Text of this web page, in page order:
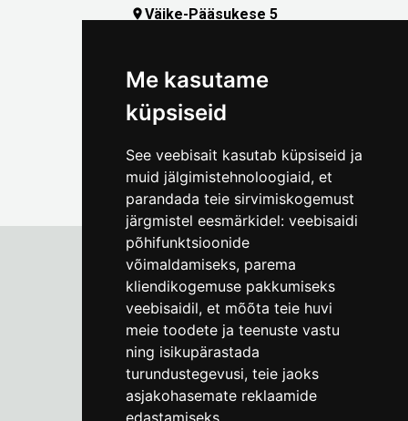
Me kasutame
küpsiseid
See veebisait kasutab küpsiseid ja
muid jälgimistehnoloogiaid, et
parandada teie sirvimiskogemust
järgmistel eesmärkidel: veebisaidi
põhifunktsioonide
võimaldamiseks, parema
kliendikogemuse pakkumiseks
veebisaidil, et mõõta teie huvi
meie toodete ja teenuste vastu
ning isikupärastada
turundustegevusi, teie jaoks
asjakohasemate reklaamide
edastamiseks.
Väike-Pääsukese 5
Tallinna Linnamuuseum
Vene 17
E-R kell 9-17(+372) 610 4178
info@linnamuuseum.ee